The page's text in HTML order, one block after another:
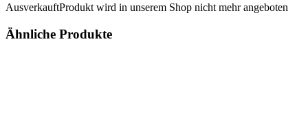
AusverkauftProdukt wird in unserem Shop nicht mehr angeboten
Ähnliche Produkte